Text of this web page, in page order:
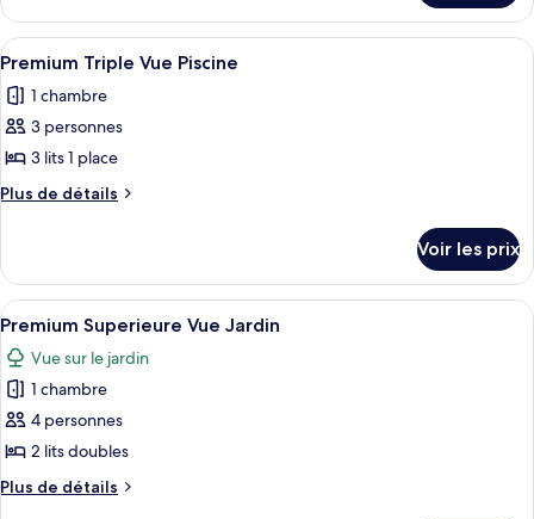
chambre :
Premium
Double
Vue
Piscine
le
type
de
Premium
Double
Piscine
Afficher
toutes
les
photos
pour
ce
chambre :
Premium
Triple
Vue
Piscine
Une chambre d’hôtel moderne
5
Premium Triple Vue Piscine
1 chambre
3 personnes
3 lits 1 place
Plus de détails
Plus
le
type
de
chambre
Premium
Triple
Vue
Piscine
Voir les prix
Afficher
toutes
les
photos
pour
ce
type
de
Une chambre d’hôtel moderne
8
Premium Superieure Vue Jardin
Vue sur le jardin
1 chambre
4 personnes
2 lits doubles
Plus de détails
Plus